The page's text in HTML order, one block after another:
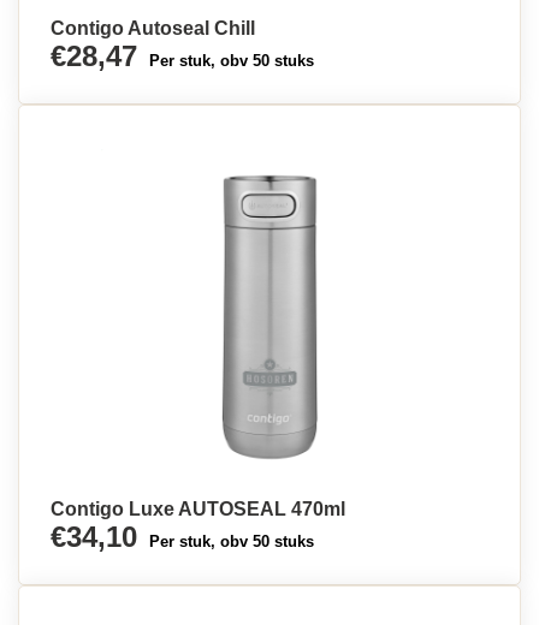
Contigo Autoseal Chill
€28,47 Per stuk, obv 50 stuks
Contigo Luxe AUTOSEAL 470ml
€34,10 Per stuk, obv 50 stuks